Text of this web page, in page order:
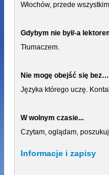
Włochów, przede
Gdybym nie był/-a
Tłumaczem.
Nie mogę obejść się bez…
Języka którego uczę.
W wolnym czasie...
Czytam, oglądam,
Informacje i zapisy